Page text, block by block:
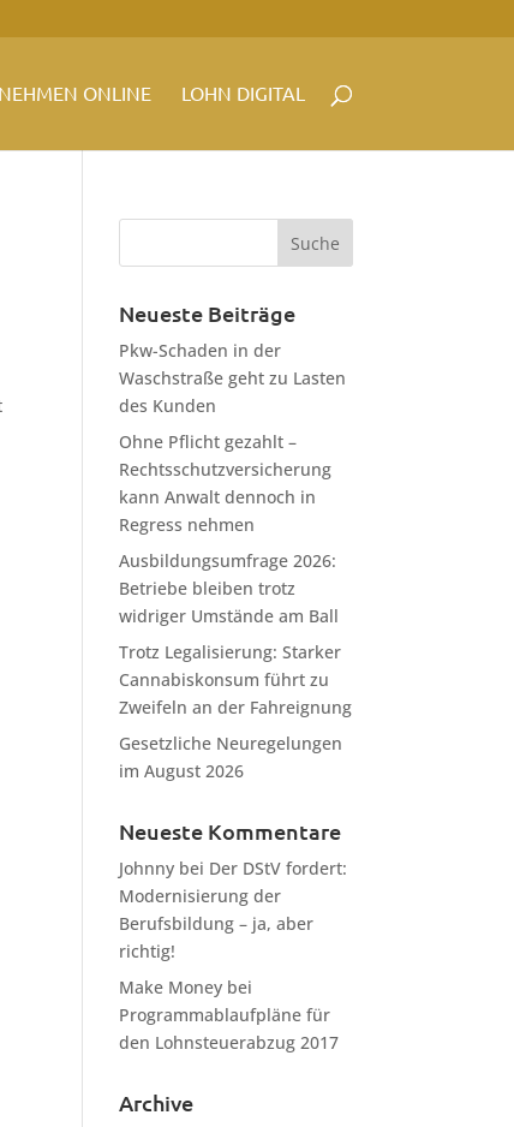
ONLINE LOHN DIGITAL
Neueste Beiträge
Pkw-Schaden in der
Waschstraße geht zu Lasten
des Kunden
Ohne Pflicht gezahlt –
Rechtsschutzversicherung
kann Anwalt dennoch in
Regress nehmen
Ausbildungsumfrage 2026:
Betriebe bleiben trotz
widriger Umstände am Ball
Trotz Legalisierung: Starker
Cannabiskonsum führt zu
Zweifeln an der Fahreignung
Gesetzliche Neuregelungen
im August 2026
Neueste Kommentare
Johnny bei Der DStV fordert:
Modernisierung der
Berufsbildung – ja, aber
richtig!
Make Money bei
Programmablaufpläne für
den Lohnsteuerabzug 2017
Archive